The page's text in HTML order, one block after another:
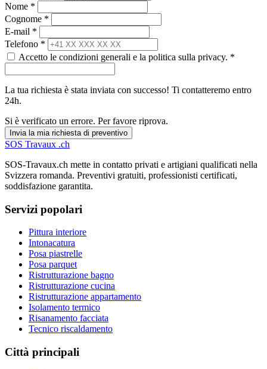
Nome *
Cognome *
E-mail *
Telefono *
Accetto le condizioni generali e la politica sulla privacy. *
La tua richiesta è stata inviata con successo! Ti contatteremo entro
24h.
Si è verificato un errore. Per favore riprova.
Invia la mia richiesta di preventivo
SOS Travaux .ch
SOS-Travaux.ch mette in contatto privati e artigiani qualificati nella
Svizzera romanda. Preventivi gratuiti, professionisti certificati,
soddisfazione garantita.
Servizi popolari
Pittura interiore
Intonacatura
Posa piastrelle
Posa parquet
Ristrutturazione bagno
Ristrutturazione cucina
Ristrutturazione appartamento
Isolamento termico
Risanamento facciata
Tecnico riscaldamento
Città principali